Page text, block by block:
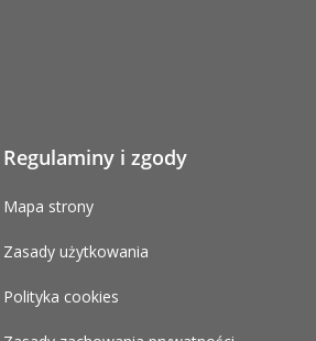
Regulaminy i zgody
Mapa strony
Zasady użytkowania
Polityka cookies